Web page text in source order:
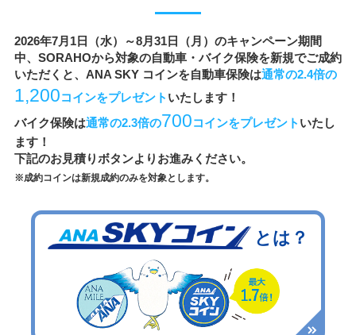
2026年7月1日（水）～8月31日（月）のキャンペーン期間
中、 SORAHOから対象の自動車・バイク保険を新規でご成約
いただくと、ANA SKY コインを自動車保険は通常の2.4倍の
1,200コインをプレゼント いたします！
バイク保険は通常の2.3倍の700コインをプレゼント いたし
ます！
下記のお見積りボタンよりお進みください。
※成約コインは新規成約のみを対象とします。
とは？